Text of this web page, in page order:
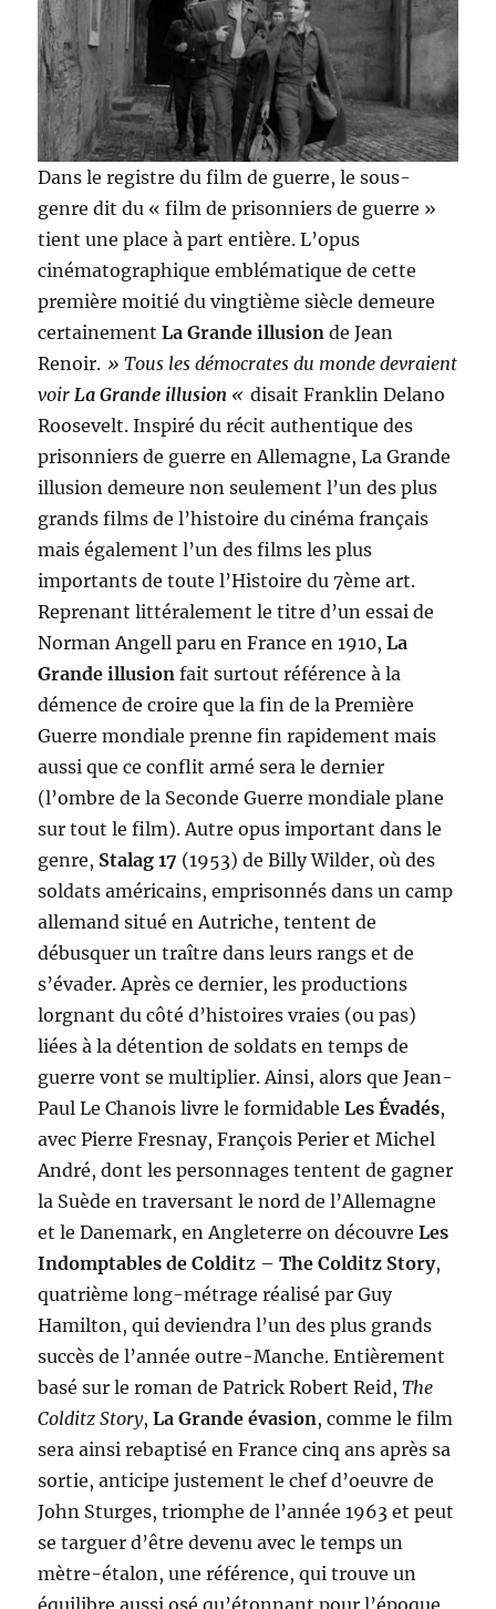
Dans le registre du film de guerre, le sous-
genre dit du « film de prisonniers de guerre »
tient une place à part entière. L’opus
cinématographique emblématique de cette
première moitié du vingtième siècle demeure
certainement La Grande illusion de Jean
Renoir.» Tous les démocrates du monde devraient
voir La Grande illusion « disait Franklin Delano
Roosevelt. Inspiré du récit authentique des
prisonniers de guerre en Allemagne, La Grande
illusion demeure non seulement l’un des plus
grands films de l’histoire du cinéma français
mais également l’un des films les plus
importants de toute l’Histoire du 7ème art.
Reprenant littéralement le titre d’un essai de
Norman Angell paru en France en 1910,La
Grande illusion fait surtout référence à la
démence de croire que la fin de la Première
Guerre mondiale prenne fin rapidement mais
aussi que ce conflit armé sera le dernier
(l’ombre de la Seconde Guerre mondiale plane
sur tout le film). Autre opus important dans le
genre, Stalag 17 (1953) de Billy Wilder, où des
soldats américains, emprisonnés dans un camp
allemand situé en Autriche, tentent de
débusquer un traître dans leurs rangs et de
s’évader. Après ce dernier, les productions
lorgnant du côté d’histoires vraies (ou pas)
liées à la détention de soldats en temps de
guerre vont se multiplier. Ainsi, alors que Jean-
Paul Le Chanois livre le formidableLes Évadés,
avec Pierre Fresnay, François Perier et Michel
André, dont les personnages tentent de gagner
la Suède en traversant le nord de l’Allemagne
et le Danemark, en Angleterre on découvreLes
Indomptables de Colditz –The Colditz Story,
quatrième long-métrage réalisé par Guy
Hamilton, qui deviendra l’un des plus grands
succès de l’année outre-Manche. Entièrement
basé sur le roman de Patrick Robert Reid,The
Colditz Story,La Grande évasion, comme le film
sera ainsi rebaptisé en France cinq ans après sa
sortie, anticipe justement le chef d’oeuvre de
John Sturges, triomphe de l’année 1963 et peut
se targuer d’être devenu avec le temps un
mètre-étalon, une référence, qui trouve un
équilibre aussi osé qu’étonnant pour l’époque